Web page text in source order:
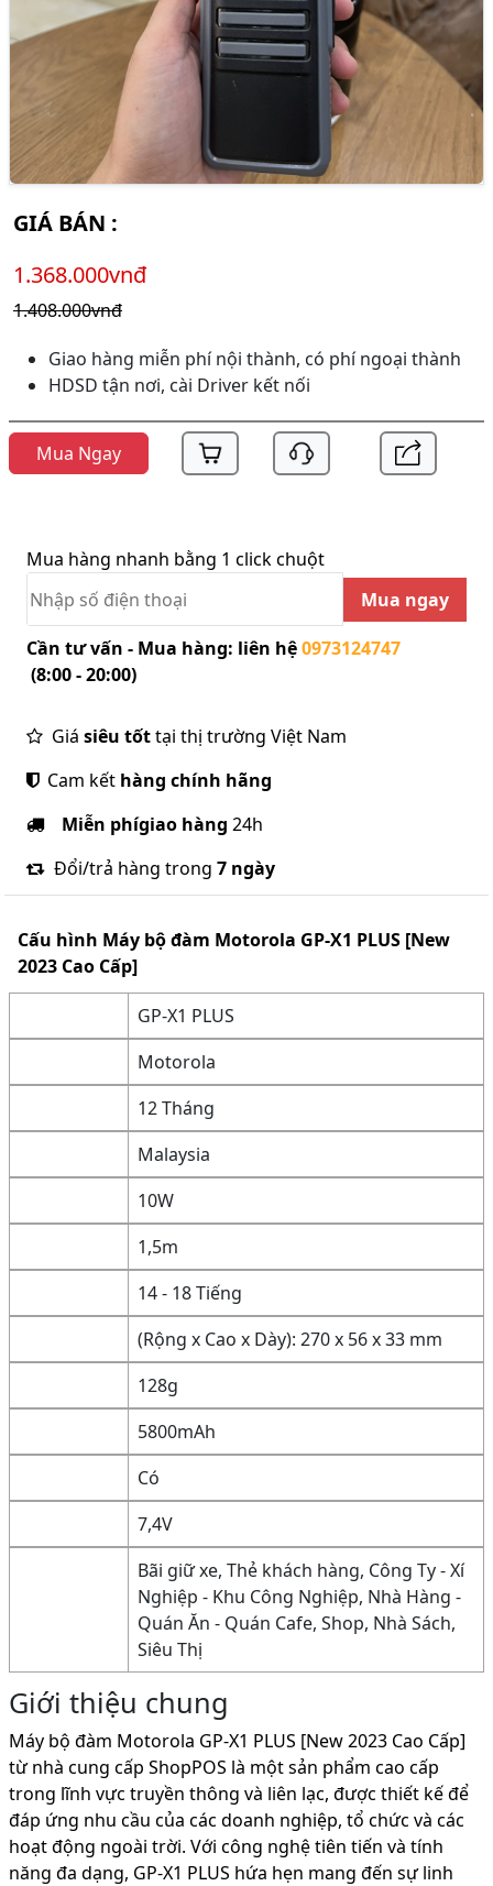
GIÁ BÁN :
1.368.000vnđ
1.408.000vnđ
Giao hàng miễn phí nội thành, có phí ngoại thành
HDSD tận nơi, cài Driver kết nối
Mua Ngay
Mua hàng nhanh bằng 1 click chuột
Mua ngay
Cần tư vấn - Mua hàng: liên hệ0973124747
(8:00 - 20:00)
Giá siêu tốttại thị trường Việt Nam
Cam kết hàng chính hãng
Miễn phígiao hàng 24h
Đổi/trả hàng trong 7 ngày
Cấu hình Máy bộ đàm Motorola GP-X1 PLUS [New
2023 Cao Cấp]
GP-X1 PLUS
Motorola
12 Tháng
Malaysia
10W
1,5m
14 - 18 Tiếng
(Rộng x Cao x Dày): 270 x 56 x 33 mm
128g
5800mAh
Có
7,4V
Bãi giữ xe, Thẻ khách hàng, Công Ty - Xí
Nghiệp - Khu Công Nghiệp, Nhà Hàng -
Quán Ăn - Quán Cafe, Shop, Nhà Sách,
Siêu Thị
Giới thiệu chung
Máy bộ đàm Motorola GP-X1 PLUS [New 2023 Cao Cấp]
từ nhà cung cấp ShopPOS là một sản phẩm cao cấp
trong lĩnh vực truyền thông và liên lạc, được thiết kế để
đáp ứng nhu cầu của các doanh nghiệp, tổ chức và các
hoạt động ngoài trời. Với công nghệ tiên tiến và tính
năng đa dạng, GP-X1 PLUS hứa hẹn mang đến sự linh